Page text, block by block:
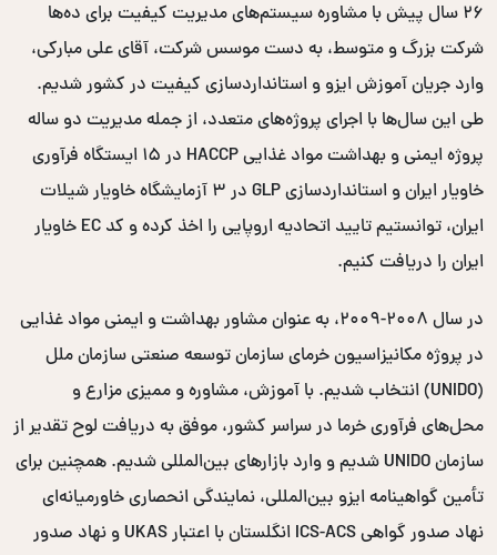
۲۶ سال پیش با مشاوره سیستم‌های مدیریت کیفیت برای ده‌ها
شرکت بزرگ و متوسط، به دست موسس شرکت، آقای علی مبارکی،
وارد جریان آموزش ایزو و استانداردسازی کیفیت در کشور شدیم.
طی این سال‌ها با اجرای پروژه‌های متعدد، از جمله مدیریت دو ساله
پروژه ایمنی و بهداشت مواد غذایی HACCP در ۱۵ ایستگاه فرآوری
خاویار ایران و استانداردسازی GLP در ۳ آزمایشگاه خاویار شیلات
ایران، توانستیم تایید اتحادیه اروپایی را اخذ کرده و کد EC خاویار
ایران را دریافت کنیم.
در سال ۲۰۰۸-۲۰۰۹، به عنوان مشاور بهداشت و ایمنی مواد غذایی
در پروژه مکانیزاسیون خرمای سازمان توسعه صنعتی سازمان ملل
(UNIDO) انتخاب شدیم. با آموزش، مشاوره و ممیزی مزارع و
محل‌های فرآوری خرما در سراسر کشور، موفق به دریافت لوح تقدیر از
سازمان UNIDO شدیم و وارد بازارهای بین‌المللی شدیم. همچنین برای
تأمین گواهینامه ایزو بین‌المللی، نمایندگی انحصاری خاورمیانه‌ای
نهاد صدور گواهی ICS-ACS انگلستان با اعتبار UKAS و نهاد صدور